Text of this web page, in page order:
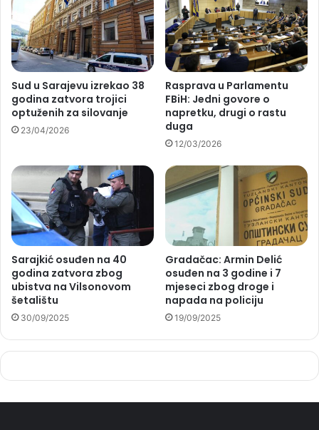
Sud u Sarajevu izrekao 38
godina zatvora trojici
optuženih za silovanje
23/04/2026
Rasprava u Parlamentu
FBiH: Jedni govore o
napretku, drugi o rastu
duga
12/03/2026
Sarajkić osuđen na 40
godina zatvora zbog
ubistva na Vilsonovom
šetalištu
30/09/2025
Gradačac: Armin Delić
osuđen na 3 godine i 7
mjeseci zbog droge i
napada na policiju
19/09/2025